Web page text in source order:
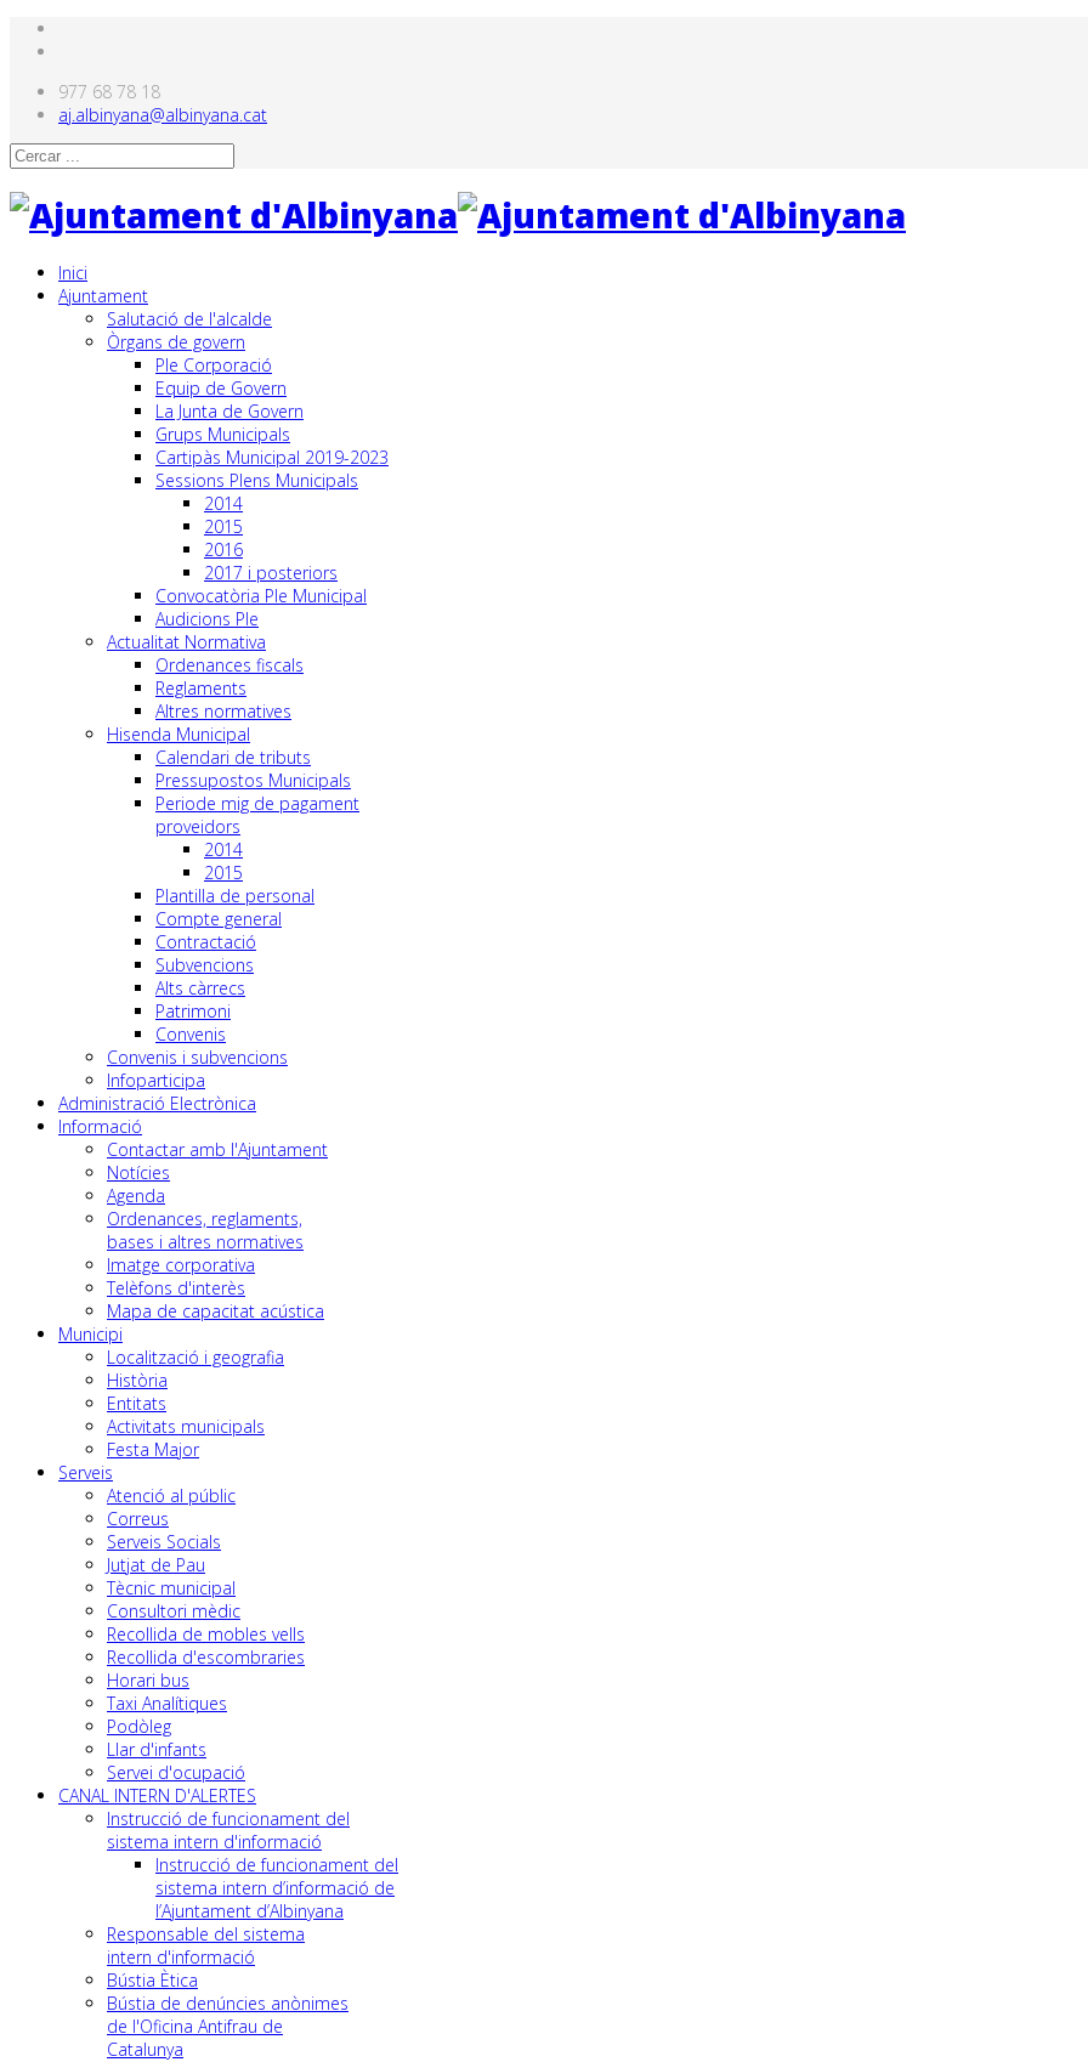
977 68 78 18
aj.albinyana@albinyana.cat
Inici
Ajuntament
Salutació de l'alcalde
Òrgans de govern
Ple Corporació
Equip de Govern
La Junta de Govern
Grups Municipals
Cartipàs Municipal 2019-2023
Sessions Plens Municipals
2014
2015
2016
2017 i posteriors
Convocatòria Ple Municipal
Audicions Ple
Actualitat Normativa
Ordenances fiscals
Reglaments
Altres normatives
Hisenda Municipal
Calendari de tributs
Pressupostos Municipals
Periode mig de pagament
proveidors
2014
2015
Plantilla de personal
Compte general
Contractació
Subvencions
Alts càrrecs
Patrimoni
Convenis
Convenis i subvencions
Infoparticipa
Administració Electrònica
Informació
Contactar amb l'Ajuntament
Notícies
Agenda
Ordenances, reglaments,
bases i altres normatives
Imatge corporativa
Telèfons d'interès
Mapa de capacitat acústica
Municipi
Localització i geografia
Història
Entitats
Activitats municipals
Festa Major
Serveis
Atenció al públic
Correus
Serveis Socials
Jutjat de Pau
Tècnic municipal
Consultori mèdic
Recollida de mobles vells
Recollida d'escombraries
Horari bus
Taxi Analítiques
Podòleg
Llar d'infants
Servei d'ocupació
CANAL INTERN D'ALERTES
Instrucció de funcionament del
sistema intern d'informació
Instrucció de funcionament del
sistema intern d’informació de
l’Ajuntament d’Albinyana
Responsable del sistema
intern d'informació
Bústia Ètica
Bústia de denúncies anònimes
de l'Oficina Antifrau de
Catalunya